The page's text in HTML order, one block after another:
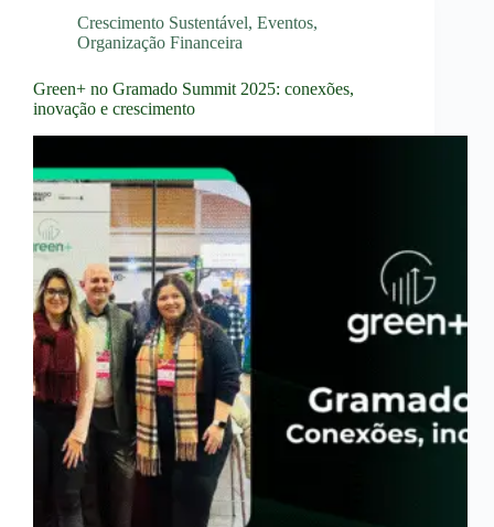
Crescimento Sustentável, Eventos,
Organização Financeira
Green+ no Gramado Summit 2025: conexões,
inovação e crescimento